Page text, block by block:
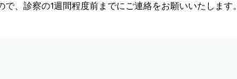
、診察の1週間程度前までにご連絡をお願いいたします。